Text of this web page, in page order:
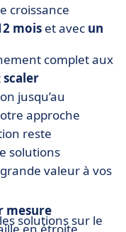
croissance
mois et avec un
complet aux
scaler
jusqu’au
approche
reste
solutions
valeur à vos
mesure
solutions sur le